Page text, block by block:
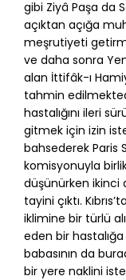
gibi Ziyâ Paşa da
açıktan açığa
meşrutiyeti
ve daha sonra
alan İttifâk-ı
tahmin
hastalığını ileri
gitmek için izin
bahsederek Paris
komisyonuyla
düşünürken ikinci
tayini çıktı.
iklimine bir türlü
eden bir hastalığa
babasının da
bir yere naklini